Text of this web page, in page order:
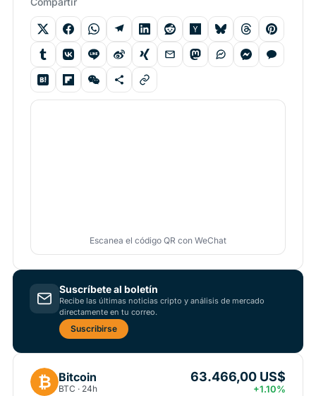
Escanea el código QR con WeChat
Suscríbete al boletín
Recibe las últimas noticias cripto y análisis de mercado
directamente en tu correo.
Suscribirse
₿ Bitcoin
BTC · 24h
63.466,00 US$
+1.10%